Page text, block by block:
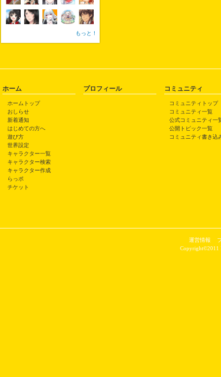
もっと！
ホーム
ホームトップ
おしらせ
新着通知
はじめての方へ
遊び方
世界設定
キャラクター一覧
キャラクター検索
キャラクター作成
らっポ
チケット
プロフィール コミュニティ
コミュニティトップ
コミュニティ一覧
公式コミュニティ一
公開トピック一覧
コミュニティ書き込
運営情報
Copyright©2011